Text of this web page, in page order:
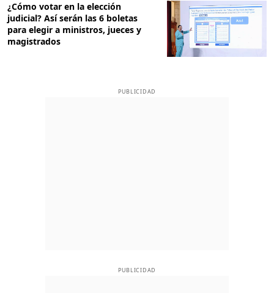
¿Cómo votar en la elección
judicial? Así serán las 6 boletas
para elegir a ministros, jueces y
magistrados
PUBLICIDAD
PUBLICIDAD